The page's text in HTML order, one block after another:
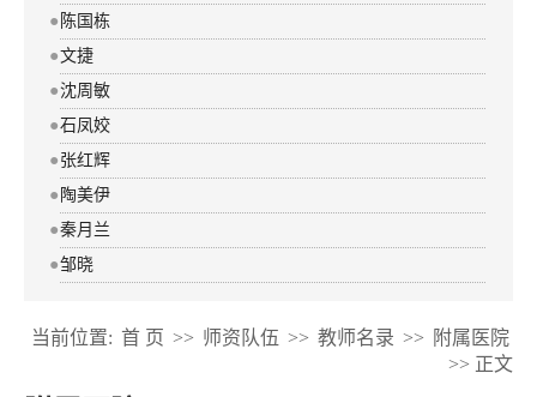
● 陈国栋
●文捷
●沈周敏
●​石凤姣
● 张红辉
● 陶美伊
●秦月兰
●邹晓
当前位置: 首 页 >> 师资队伍 >> 教师名录 >>
附属医院
>> 正文